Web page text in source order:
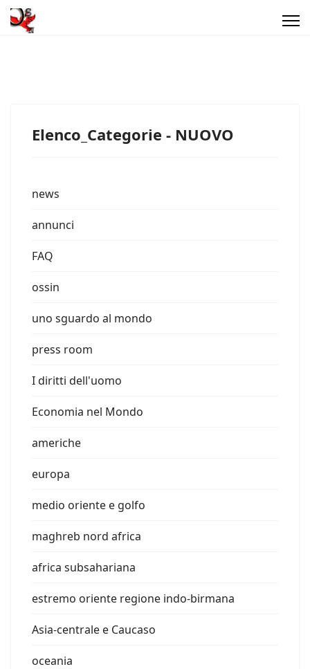
Elenco_Categorie - NUOVO
news
annunci
FAQ
ossin
uno sguardo al mondo
press room
I diritti dell'uomo
Economia nel Mondo
americhe
europa
medio oriente e golfo
maghreb nord africa
africa subsahariana
estremo oriente regione indo-birmana
Asia-centrale e Caucaso
oceania